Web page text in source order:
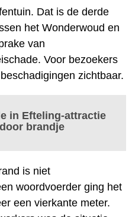
Dat is de derde
het Wonderwoud en
van
Voor bezoekers
zichtbaar.
in Efteling-attractie
brandje
is niet
woordvoerder ging het
een vierkante meter.